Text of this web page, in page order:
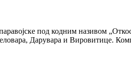
под кодним називом
Дарувара и Вировитице.